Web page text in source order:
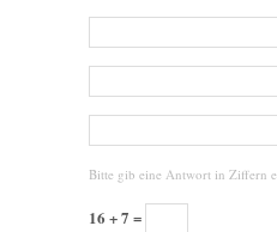
Bitte gib eine Antwort in Ziffern
16 + 7 =